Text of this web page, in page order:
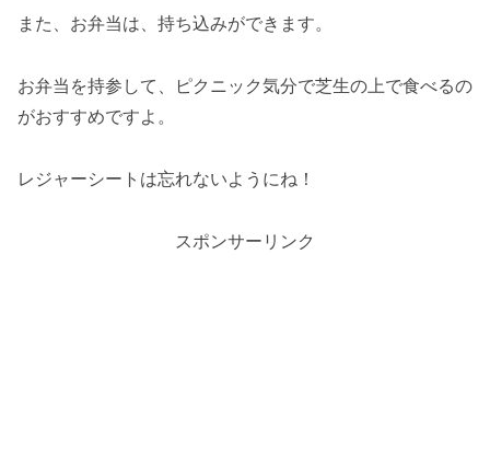
また、お弁当は、持ち込みができます。
お弁当を持参して、ピクニック気分で芝生の上で食べるの
がおすすめですよ。
レジャーシートは忘れないようにね！
スポンサーリンク